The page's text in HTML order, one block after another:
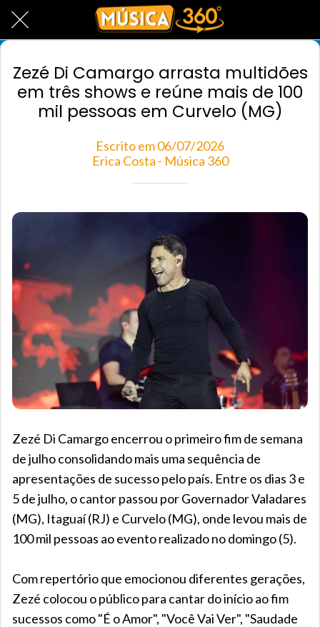
Zezé Di Camargo arrasta multidões
em três shows e reúne mais de 100
mil pessoas em Curvelo (MG)
Escrito em 06/07/2026
Erica Costa - Música 360
Zezé Di Camargo encerrou o primeiro fim de semana
de julho consolidando mais uma sequência de
apresentações de sucesso pelo país. Entre os dias 3 e
5 de julho, o cantor passou por Governador Valadares
(MG), Itaguaí (RJ) e Curvelo (MG), onde levou mais de
100 mil pessoas ao evento realizado no domingo (5).
Com repertório que emocionou diferentes gerações,
Zezé colocou o público para cantar do início ao fim
sucessos como "É o Amor", "Você Vai Ver", "Saudade